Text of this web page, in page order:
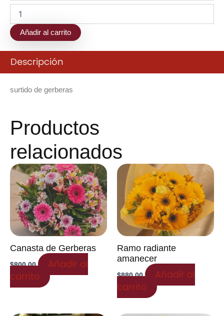
Añadir al carrito
Descripción
surtido de gerberas
Productos
relacionados
Canasta de Gerberas
$800.00
Añadir al
carrito
Ramo radiante
amanecer
$880.00
Añadir al
carrito